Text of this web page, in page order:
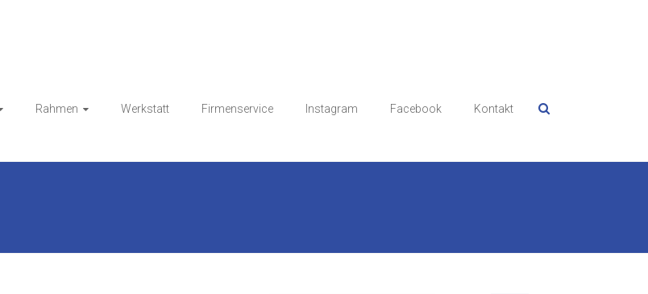
Rahmen Werkstatt Firmenservice Instagram Facebook Kontakt